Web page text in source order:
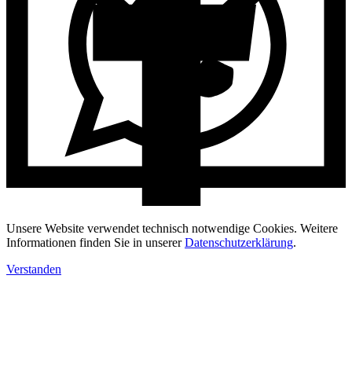
Unsere Website verwendet technisch notwendige Cookies. Weitere
Informationen finden Sie in unsererDatenschutzerklärung.
Verstanden